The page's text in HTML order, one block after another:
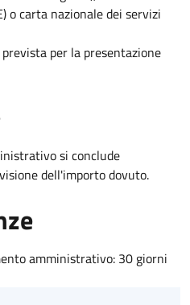
o carta nazionale dei servizi
per la presentazione
si conclude
dell'importo dovuto.
amministrativo: 30 giorni